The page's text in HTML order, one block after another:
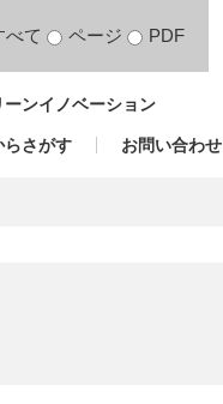
べて ページ PDF
ーンイノベーション
らさがす お問い合わせ